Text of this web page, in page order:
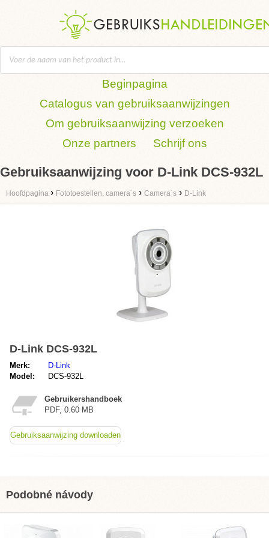
Beginpagina
Catalogus van gebruiksaanwijzingen
Om gebruiksaanwijzing verzoeken
Onze partners
Schrijf ons
Gebruiksaanwijzing voor D-Link DCS-932L
Hoofdpagina › Fototoestellen, camera´s › Camera´s › D-Link
D-Link DCS-932L
Merk:
D-Link
Model:
DCS-932L
Gebruikershandboek
PDF, 0.60 MB
Gebruiksaanwijzing downloaden
Podobné návody